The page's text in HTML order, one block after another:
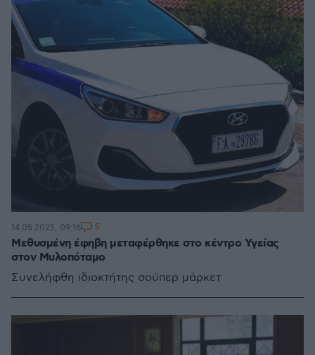
Μεθυσμένη έφηβη μεταφέρθηκε στο κέντρο Υγείας
στον Μυλοπόταμο
Συνελήφθη ιδιοκτήτης σούπερ μάρκετ
14.05.2025, 09:16 5